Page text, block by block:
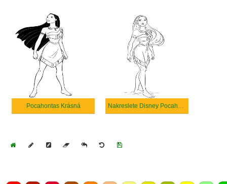
Pocahontas Krásná Nakreslete Disney Pocahontas